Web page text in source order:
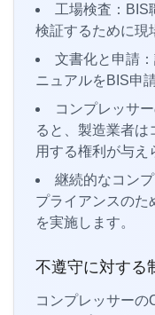
工場検査：BIS
検証するために現
文書化と申請
ニュアルをBIS申
コンプレッサ
ると、製造業者は
用する権利が与え
継続的なコン
プライアンスのた
を実施します。
不遵守に対する
コンプレッサー